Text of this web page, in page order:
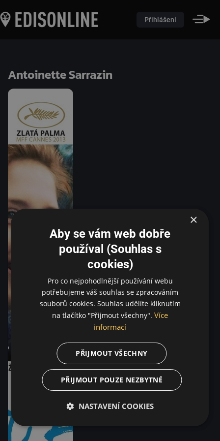
Přihlášení
Antoinette Sarrazin
×
Aby se vám web dobře
používal (Souhlas s
cookies)
Pro co nejpohodlnější používání webu
potřebujeme váš souhlas se zpracováním
souborů cookies. Souhlas udělíte kliknutím
na tlačítko "Přijmout všechny". Více
informací
PŘIJMOUT VŠECHNY
PŘIJMOUT POUZE NEZBYTNÉ
NASTAVENÍ COOKIES